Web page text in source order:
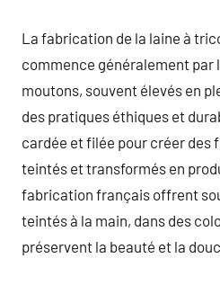
La fabrication de la laine à
commence généralement par
moutons, souvent élevés en
des pratiques éthiques et
cardée et filée pour créer des
teintés et transformés en
fabrication français offrent
teintés à la main, dans des
préservent la beauté et la